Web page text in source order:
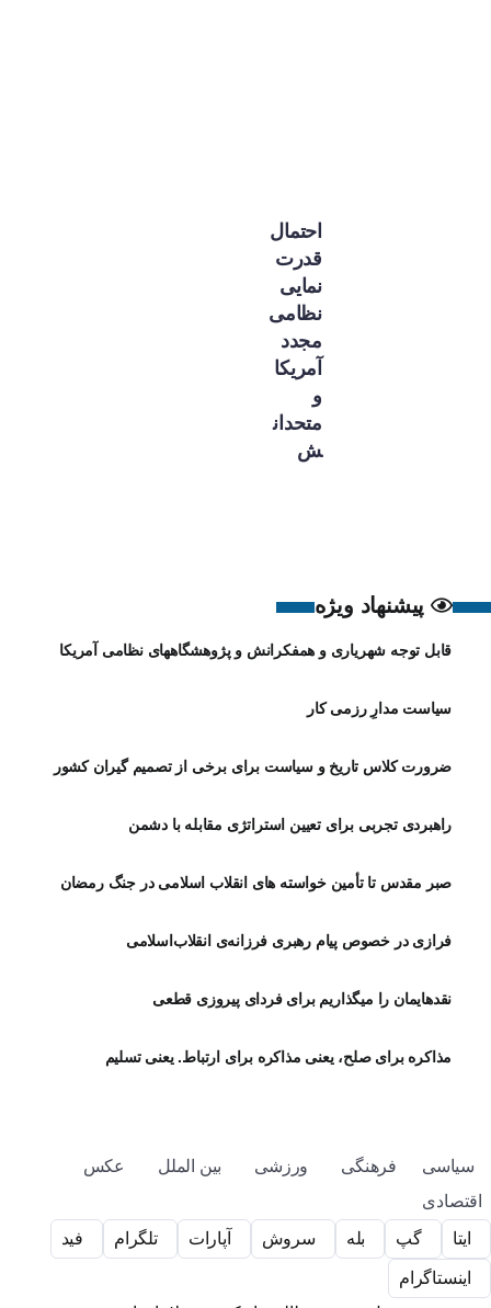
احتمال
قدرت
نمایی
نظامی
مجدد
آمریکا
و
متحدان
ش
پیشنهاد ویژه
قابل توجه شهریاری و همفکرانش و پژوهشگاههای نظامی آمریکا
سیاست مدارِ رزمی کار
ضرورت کلاس تاریخ و سیاست برای برخی از تصمیم گیران کشور
راهبردی تجربی برای تعیین استراتژی مقابله با دشمن
صبر مقدس تا تأمین خواسته های انقلاب اسلامی در جنگ رمضان
فرازی در خصوص پیام رهبری فرزانه‌ی انقلاب‌اسلامی
نقدهایمان را میگذاریم برای فردای پیروزی قطعی
مذاکره برای صلح، یعنی مذاکره برای ارتباط. یعنی تسلیم
سیاسی فرهنگی ورزشی بین الملل
عکس
اقتصادی
ایتا
گپ بله سروش آپارات تلگرام فید
اینستاگرام